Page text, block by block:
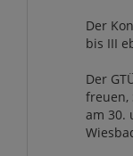
Der
bis III
Der
freuen,
am 30.